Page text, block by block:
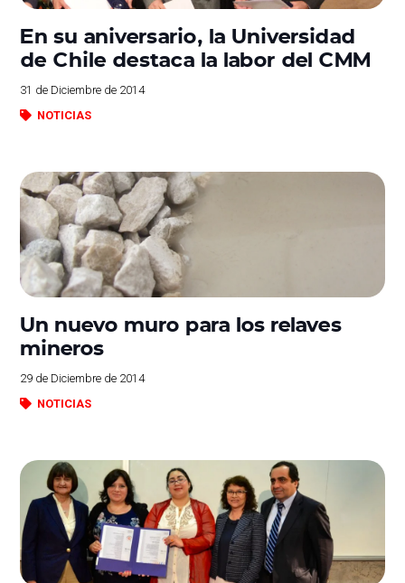
En su aniversario, la Universidad
de Chile destaca la labor del CMM
31 de Diciembre de 2014
NOTICIAS
Un nuevo muro para los relaves
mineros
29 de Diciembre de 2014
NOTICIAS